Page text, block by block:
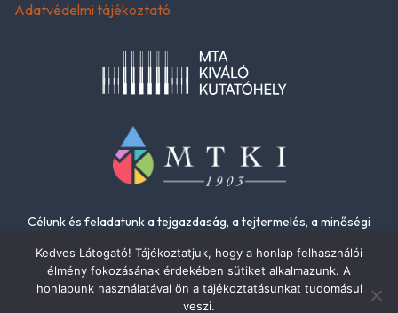
Adatvédelmi tájékoztató
Célunk és feladatunk a tejgazdaság, a tejtermelés, a minőségi
Kedves Látogató! Tájékoztatjuk, hogy a honlap felhasználói
élmény fokozásának érdekében sütiket alkalmazunk. A
honlapunk használatával ön a tájékoztatásunkat tudomásul
veszi.